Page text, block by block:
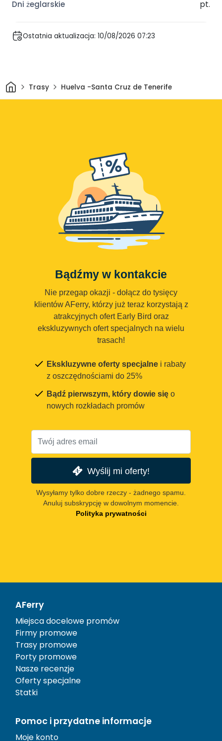
pt.
Ostatnia aktualizacja: 10/08/2026 07:23
DomTrasy Huelva -Santa Cruz de Tenerife
Bądźmy w kontakcie
Nie przegap okazji - dołącz do tysięcy
klientów AFerry, którzy już teraz korzystają z
atrakcyjnych ofert Early Bird oraz
ekskluzywnych ofert specjalnych na wielu
trasach!
Ekskluzywne oferty specjalne i rabaty
z oszczędnościami do 25%
Bądź pierwszym, który dowie się o
nowych rozkładach promów
Wyślij mi oferty!
Wysyłamy tylko dobre rzeczy - żadnego spamu.
Anuluj subskrypcję w dowolnym momencie.
Polityka prywatności
AFerry
Miejsca docelowe promów
Firmy promowe
Trasy promowe
Porty promowe
Nasze recenzje
Oferty specjalne
Statki
Pomoc i przydatne informacje
Moje konto